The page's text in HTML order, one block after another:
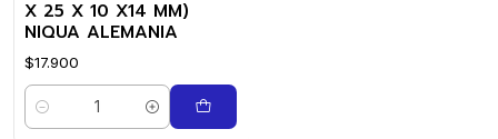
X 25 X 10 X14 MM)
NIQUA ALEMANIA
$17.900
Cantidad